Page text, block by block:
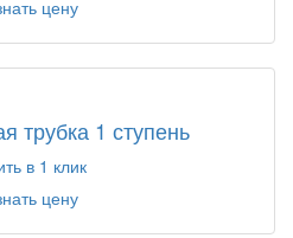
цену
трубка 1 ступень
в 1 клик
цену